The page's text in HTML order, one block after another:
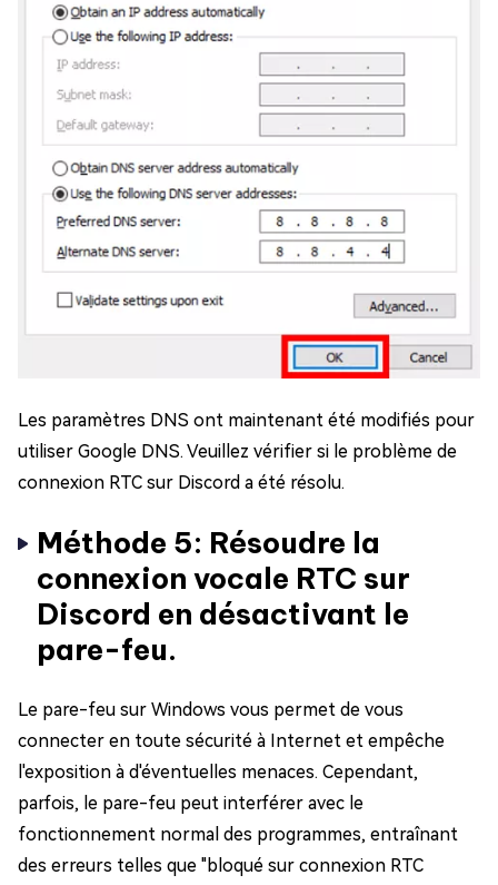
Les paramètres DNS ont maintenant été modifiés pour
utiliser Google DNS. Veuillez vérifier si le problème de
connexion RTC sur Discord a été résolu.
Méthode 5: Résoudre la
connexion vocale RTC sur
Discord en désactivant le
pare-feu.
Le pare-feu sur Windows vous permet de vous
connecter en toute sécurité à Internet et empêche
l'exposition à d'éventuelles menaces. Cependant,
parfois, le pare-feu peut interférer avec le
fonctionnement normal des programmes, entraînant
des erreurs telles que "bloqué sur connexion RTC